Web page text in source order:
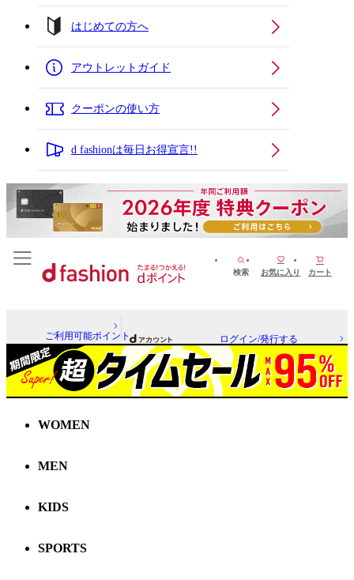
はじめての方へ
アウトレットガイド
クーポンの使い方
d fashionは毎日お得宣言!!
検索 お気に入り カート
ご利用可能ポイント ログイン/発行する
WOMEN
MEN
KIDS
SPORTS